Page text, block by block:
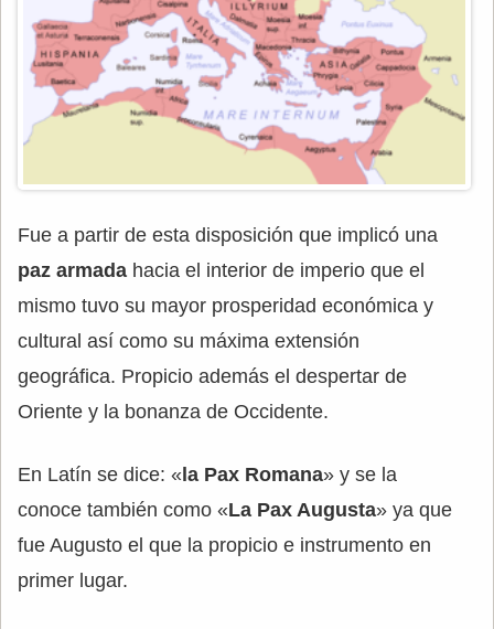
Fue a partir de esta disposición que implicó una
paz armada hacia el interior de imperio que el
mismo tuvo su mayor prosperidad económica y
cultural así como su máxima extensión
geográfica. Propicio además el despertar de
Oriente y la bonanza de Occidente.
En Latín se dice: « la Pax Romana» y se la
conoce también como «La Pax Augusta» ya que
fue Augusto el que la propicio e instrumento en
primer lugar.